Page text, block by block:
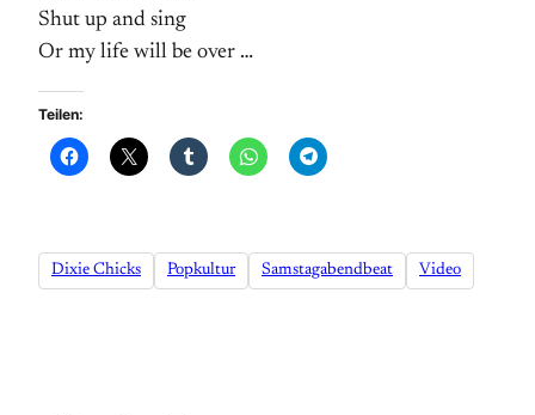
Shut up and sing
Or my life will be over …
Teilen:
Dixie Chicks Popkultur Samstagabendbeat Video